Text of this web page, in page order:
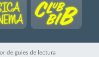
de guies de lectura